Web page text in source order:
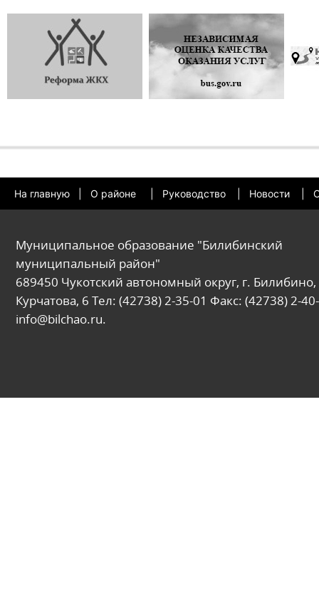
На главную О районе Руководство Новости
Муниципальное образование "Билибинский
муниципальный район"
689450 Чукотский автономный округ, г. Билибино,
Курчатова, 6 Тел: (42738) 2-35-01 Факс: (42738) 2-
info@bilchao.ru.